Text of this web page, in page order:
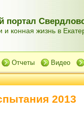
портал
конная жизнь в
Отчеты Видео
2013